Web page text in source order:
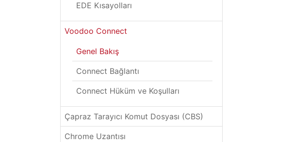
EDE Kısayolları
Voodoo Connect
Genel Bakış
Connect Bağlantı
Connect Hüküm ve Koşulları
Çapraz Tarayıcı Komut Dosyası (CBS)
Chrome Uzantısı